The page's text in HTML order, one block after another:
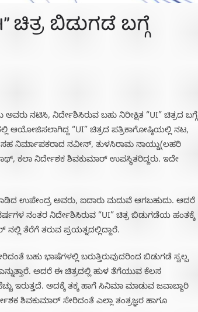
ಚಿತ್ರ ಬಿಡುಗಡೆ ಬಗ್ಗೆ
ನಟಿಸಿ, ನಿರ್ದೇಶಿಸಿರುವ ಬಹು ನಿರೀಕ್ಷಿತ “UI” ಚಿತ್ರದ ಬಗ್ಗೆ
ಆಯೋಜಿಸಲಾಗಿದ್ದ “UI” ಚಿತ್ರದ ಪತ್ರಿಕಾಗೋಷ್ಠಿಯಲ್ಲಿ ನಟ,
ನಿರ್ಮಾಪಕರಾದ ನವೀನ್, ತುಳಸಿರಾಮ ನಾಯ್ಡು(ಲಹರಿ
ಕಲಾ ನಿರ್ದೇಶಕ ಶಿವಕುಮಾರ್ ಉಪಸ್ಥಿತರಿದ್ದರು. ಇದೇ
ಉಪೇಂದ್ರ ಅವರು, ಐದಾರು ಮದುವೆ ಆಗಬಹುದು. ಆದರೆ
ನಂತರ ನಿರ್ದೇಶಿಸಿರುವ “UI” ಚಿತ್ರ ಬಿಡುಗಡೆಯ ಹಂತಕ್ಕೆ
ತೆರೆಗೆ ತರುವ ಪ್ರಯತ್ನದಲ್ಲಿದ್ದಾರೆ.
ಬಹು ಭಾಷೆಗಳಲ್ಲಿ ಬರುತ್ತಿರುವುದರಿಂದ ಬಿಡುಗಡೆ ಸ್ವಲ್ಪ
ಅದರೆ ಈ ಚಿತ್ರದಲ್ಲಿ ಹುಳ ತೆಗೆಯುವ ಕೆಲಸ
ಇರುತ್ತದೆ. ಅದಕ್ಕೆ ತಕ್ಕ ಹಾಗೆ ಸಿನಿಮಾ ಮಾಡುವ ಜವಾಬ್ದಾರಿ
ಶಿವಕುಮಾರ್ ಸೇರಿದಂತೆ ಎಲ್ಲಾ ತಂತ್ರಜ್ಞರ ಹಾಗೂ